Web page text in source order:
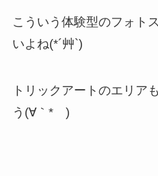
こういう体験型のフォト
いよね(*´艸`)
トリックアートのエリア
う(∀｀*ゞ)